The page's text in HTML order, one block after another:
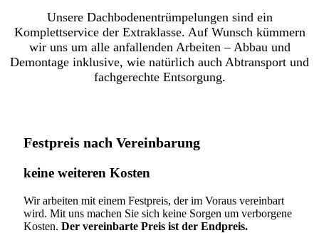
Unsere Dachbodenentrümpelungen sind ein
Komplettservice der Extraklasse. Auf Wunsch kümmern
wir uns um alle anfallenden Arbeiten – Abbau und
Demontage inklusive, wie natürlich auch Abtransport und
fachgerechte Entsorgung.
Festpreis nach Vereinbarung
keine weiteren Kosten
Wir arbeiten mit einem Festpreis, der im Voraus vereinbart
wird. Mit uns machen Sie sich keine Sorgen um verborgene
Kosten. Der vereinbarte Preis ist der Endpreis.